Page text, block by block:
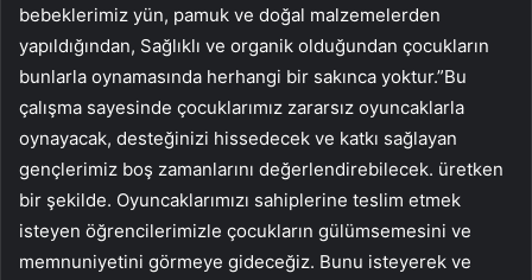
bebeklerimiz yün, pamuk ve doğal malzemelerden
yapıldığından, Sağlıklı ve organik olduğundan çocukların
bunlarla oynamasında herhangi bir sakınca yoktur.”Bu
çalışma sayesinde çocuklarımız zararsız oyuncaklarla
oynayacak, desteğinizi hissedecek ve katkı sağlayan
gençlerimiz boş zamanlarını değerlendirebilecek. üretken
bir şekilde. Oyuncaklarımızı sahiplerine teslim etmek
isteyen öğrencilerimizle çocukların gülümsemesini ve
memnuniyetini görmeye gideceğiz. Bunu isteyerek ve